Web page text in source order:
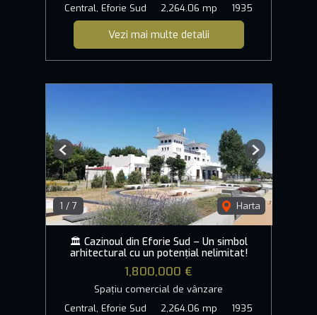
Central, Eforie Sud
2,264.06 mp 1935
Vezi mai multe detalii
1 / 7 Harta
Previous Next
🏛️ Cazinoul din Eforie Sud – Un simbol
arhitectural cu un potențial nelimitat!
1,800,000 €
Spațiu comercial de vânzare
Central, Eforie Sud
2,264.06 mp 1935